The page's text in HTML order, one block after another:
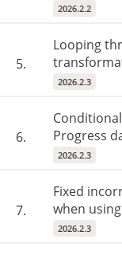
2026.2.2
5.
Looping
2026.2.3
6.
Progress
2026.2.3
7.
Fixed
when
2026.2.3